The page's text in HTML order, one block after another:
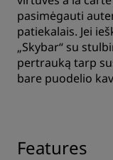
pasimėgauti
patiekalais. Jei
„Skybar“ su
pertrauką tarp
bare puodelio
Features